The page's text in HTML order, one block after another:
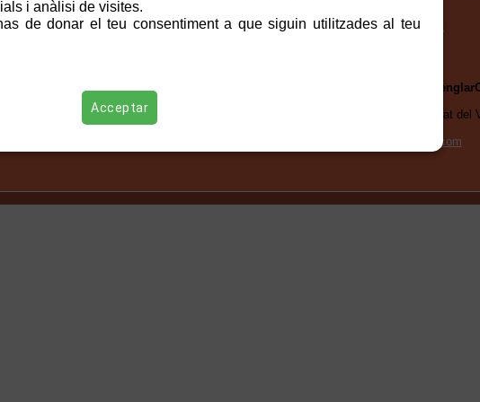
Fotogaleries
Club Esportiu
08173 - Sant Cugat del
senglaro@gmail.com
i anàlisi de visites.
de donar el teu consentiment a que siguin utilitzades al teu
Acceptar